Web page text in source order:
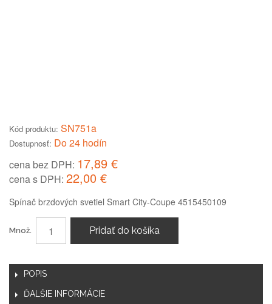
Kód produktu: SN751a
Dostupnosť: Do 24 hodín
cena bez DPH: 17,89 €
cena s DPH: 22,00 €
Spínač brzdových svetiel Smart City-Coupe 4515450109
Množ. Pridať do košíka
POPIS
ĎALŠIE INFORMÁCIE